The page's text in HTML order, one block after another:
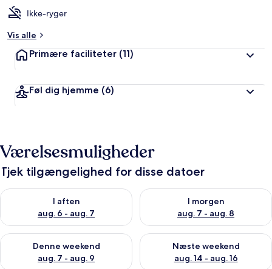
Ikke-ryger
Vis alle
Primære faciliteter (11)
Føl dig hjemme (6)
Værelsesmuligheder
Tjek tilgængelighed for disse datoer
I aften
aug. 6 - aug. 7
Tjek tilgængelighed for i aften aug. 6 - aug. 7
I morgen
aug. 7 - aug. 8
Tjek tilgængelighed for i
Denne weekend
aug. 7 - aug. 9
Tjek tilgængelighed for denne weekend aug. 7 - aug. 9
Næste weekend
aug. 14 - aug. 16
Tjek tilgængelighed for næste